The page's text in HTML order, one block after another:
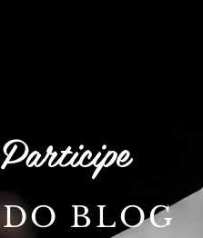
Participe
DO BLOG